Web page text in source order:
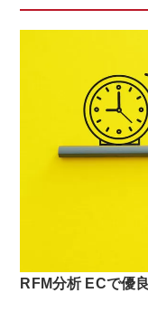
RFM分析 ECで優